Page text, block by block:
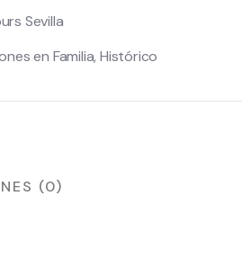
Sevilla
en Familia,Histórico
(0)